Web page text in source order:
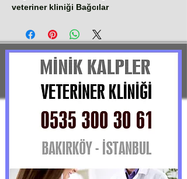
veteriner kliniği Bağcılar